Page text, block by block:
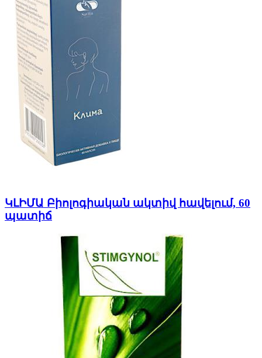
ԿԼԻՄԱ Բիոլոգիական ակտիվ հավելում, 60
պատիճ